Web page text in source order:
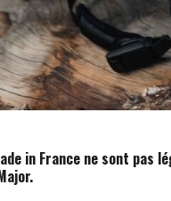
in France ne sont pas